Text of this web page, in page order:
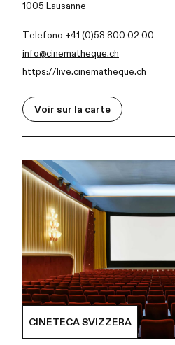
1005 Lausanne
Telefono +41 (0)58 800 02 00
info@cinematheque.ch
https://live.cinematheque.ch
Voir sur la carte
CINETECA SVIZZERA